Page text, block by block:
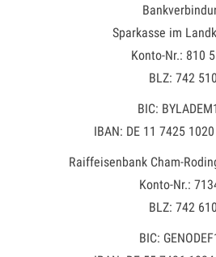
Sparkasse im
Konto-Nr.: 810
BLZ: 742
BIC:
IBAN: DE 11 7425
Raiffeisenbank Cham-
Konto-Nr.:
BLZ: 742
BIC: